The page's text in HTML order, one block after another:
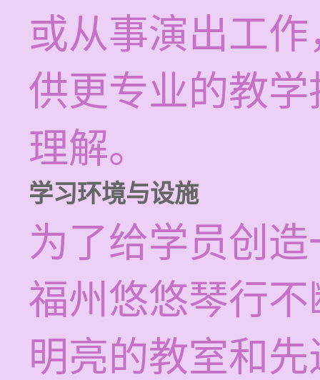
或从事演出工
供更专业的教
理解。
学习环境与设施
为了给学员创
福州悠悠琴行
明亮的教室和